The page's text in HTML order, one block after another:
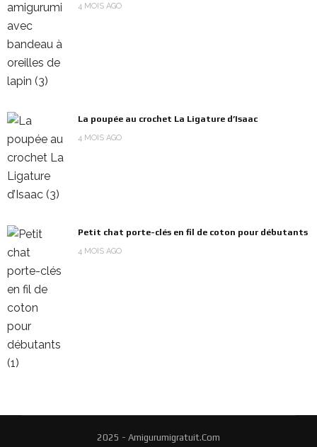
4 MOIS AGO
La poupée au crochet La Ligature d’Isaac
4 MOIS AGO
Petit chat porte-clés en fil de coton pour débutants
4 MOIS AGO
2025 - Amigurumigratuit.Com